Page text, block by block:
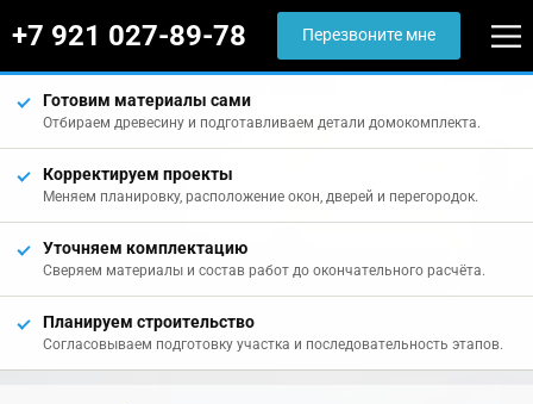
+7 921 027-89-78 Перезвоните мне
Готовим материалы сами
Отбираем древесину и подготавливаем детали домокомплекта.
Корректируем проекты
Меняем планировку, расположение окон, дверей и перегородок.
Уточняем комплектацию
Сверяем материалы и состав работ до окончательного расчёта.
Планируем строительство
Согласовываем подготовку участка и последовательность этапов.